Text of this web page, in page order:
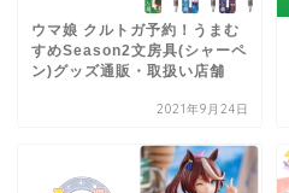
ウマ娘 クルトガ予約！うまむ
すめSeason2文房具(シャーペ
ン)グッズ通販・取扱い店舗
2021年9月24日